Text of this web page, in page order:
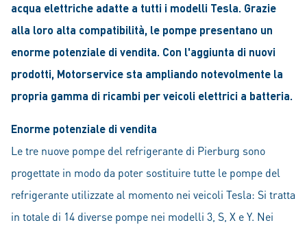
acqua elettriche adatte a tutti i modelli Tesla. Grazie
alla loro alta compatibilità, le pompe presentano un
enorme potenziale di vendita. Con l'aggiunta di nuovi
prodotti, Motorservice sta ampliando notevolmente la
propria gamma di ricambi per veicoli elettrici a batteria.
Enorme potenziale di vendita
Le tre nuove pompe del refrigerante di Pierburg sono
progettate in modo da poter sostituire tutte le pompe del
refrigerante utilizzate al momento nei veicoli Tesla: Si tratta
in totale di 14 diverse pompe nei modelli 3, S, X e Y. Nei